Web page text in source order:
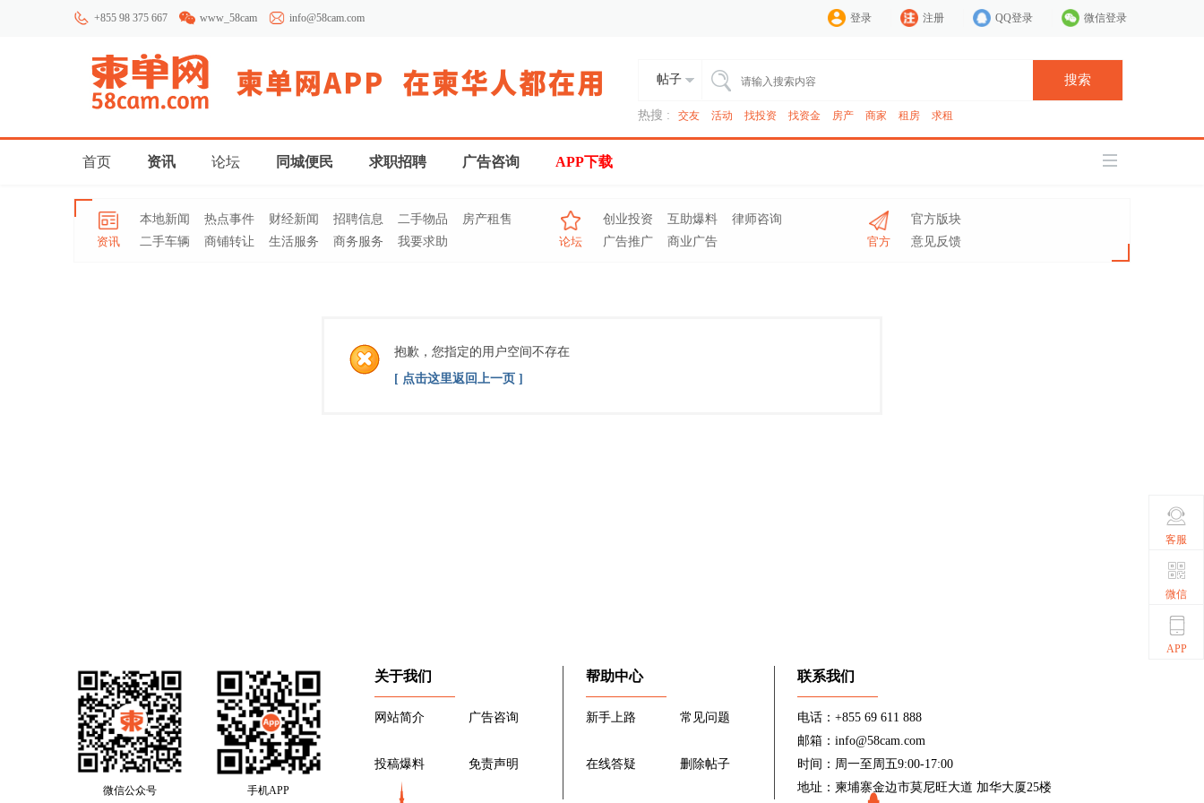
+855 98 375 667 www_58cam info@58cam.com 登录 注册 QQ登录 微信登录
帖子 搜索
热搜 : 交友 活动 找投资 找资金 房产 商家 租房 求租
首页 资讯 论坛 同城便民 求职招聘 广告咨询 APP下载
资讯
本地新闻 热点事件 财经新闻 招聘信息 二手物品
房产租售
二手车辆
商铺转让 生活服务 商务服务 我要求助 论坛
创业投资 互助爆料
律师咨询
广告推广
商业广告 官方
官方版块
意见反馈
抱歉，您指定的用户空间不存在
[ 点击这里返回上一页 ]
微信公众号 手机APP
关于我们
网站简介 广告咨询
投稿爆料 免责声明
帮助中心
新手上路 常见问题
在线答疑 删除帖子
联系我们
电话：+855 69 611 888
邮箱：info@58cam.com
时间：周一至周五9:00-17:00
地址：柬埔寨金边市莫尼旺大道 加华大厦25楼
客服
微信
APP